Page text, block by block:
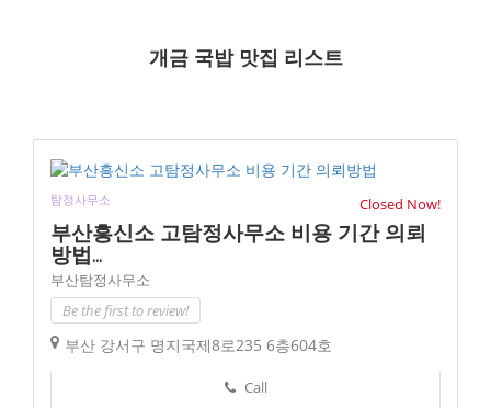
개금 국밥 맛집 리스트
탐정사무소 Closed Now!
부산흥신소 고탐정사무소 비용 기간 의뢰
방법...
부산탐정사무소
Be the first to review!
부산 강서구 명지국제8로235 6층604호
Call